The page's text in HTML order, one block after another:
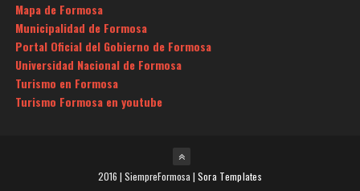
Mapa de Formosa
Municipalidad de Formosa
Portal Oficial del Gobierno de Formosa
Universidad Nacional de Formosa
Turismo en Formosa
Turismo Formosa en youtube
2016 | SiempreFormosa | Sora Templates